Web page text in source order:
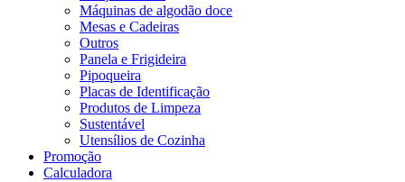
Máquinas de algodão doce
Mesas e Cadeiras
Outros
Panela e Frigideira
Pipoqueira
Placas de Identificação
Produtos de Limpeza
Sustentável
Utensílios de Cozinha
Promoção
Calculadora